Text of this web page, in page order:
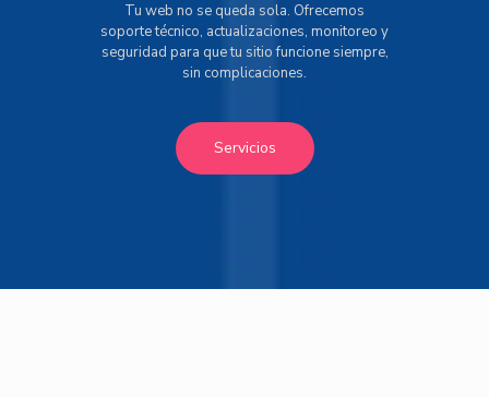
Tu web no se queda sola. Ofrecemos
soporte técnico, actualizaciones, monitoreo y
seguridad para que tu sitio funcione siempre,
sin complicaciones.
Servicios